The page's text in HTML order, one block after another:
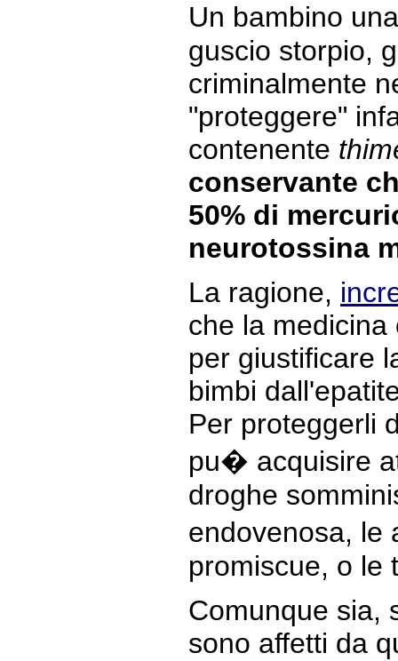
Un bambino
guscio storpio,
criminalmente
"proteggere"
contenente
conservante
50% di
neurotossina
La ragione,
che la
per giustificare
bimbi
Per proteggerli
pu� acquisire
droghe
endovenosa,
promiscue, o le
Comunque sia,
sono affetti da